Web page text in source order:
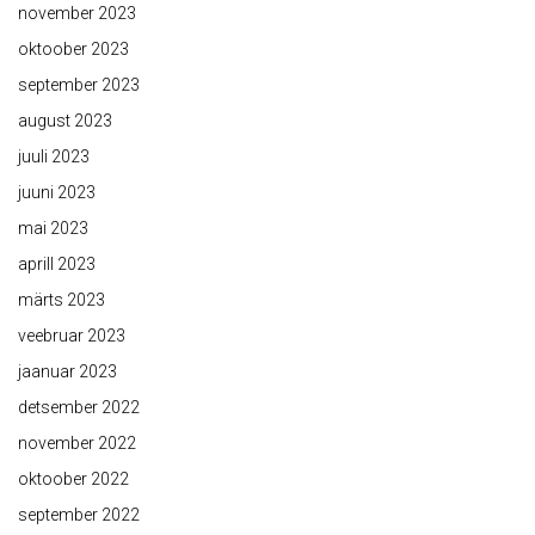
november 2023
oktoober 2023
september 2023
august 2023
juuli 2023
juuni 2023
mai 2023
aprill 2023
märts 2023
veebruar 2023
jaanuar 2023
detsember 2022
november 2022
oktoober 2022
september 2022